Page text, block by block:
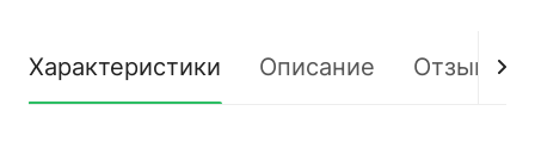
Характеристики Описание Отзывы